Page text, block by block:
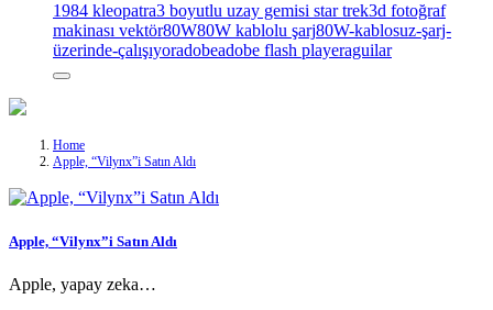
1984 kleopatra3 boyutlu uzay gemisi star trek3d fotoğraf
makinası vektör80W80W kablolu şarj80W-kablosuz-şarj-
üzerinde-çalışıyoradobeadobe flash playeraguilar
Home
Apple, “Vilynx”i Satın Aldı
Apple, “Vilynx”i Satın Aldı
Apple, yapay zeka…